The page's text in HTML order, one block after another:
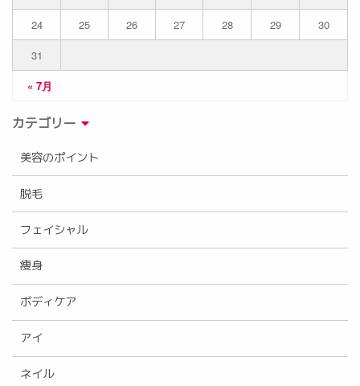
« 7月
24
25 26 27 28 29
30
31
カテゴリー
美容のポイント
脱毛
フェイシャル
痩身
ボディケア
アイ
ネイル